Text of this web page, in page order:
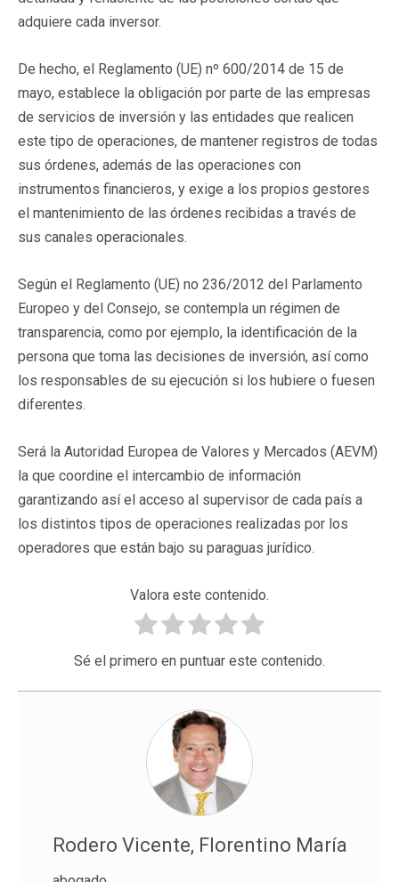
adquiere cada inversor.
De hecho, el Reglamento (UE) nº 600/2014 de 15 de
mayo, establece la obligación por parte de las empresas
de servicios de inversión y las entidades que realicen
este tipo de operaciones, de mantener registros de todas
sus órdenes, además de las operaciones con
instrumentos financieros, y exige a los propios gestores
el mantenimiento de las órdenes recibidas a través de
sus canales operacionales.
Según el Reglamento (UE) no 236/2012 del Parlamento
Europeo y del Consejo, se contempla un régimen de
transparencia, como por ejemplo, la identificación de la
persona que toma las decisiones de inversión, así como
los responsables de su ejecución si los hubiere o fuesen
diferentes.
Será la Autoridad Europea de Valores y Mercados (AEVM)
la que coordine el intercambio de información
garantizando así el acceso al supervisor de cada país a
los distintos tipos de operaciones realizadas por los
operadores que están bajo su paraguas jurídico.
Valora este contenido.
Sé el primero en puntuar este contenido.
Rodero Vicente, Florentino María